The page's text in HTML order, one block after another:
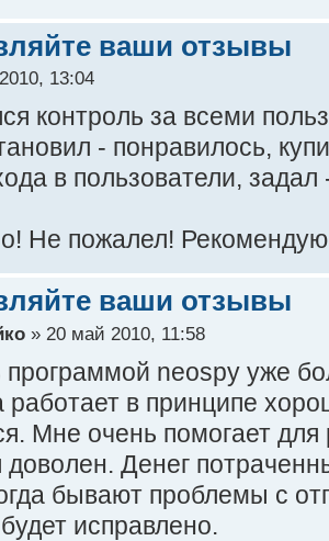
ваши отзывы
13:04
контроль за всеми
- понравилось,
в пользователи,
Не пожалел!
ваши отзывы
» 20 май 2010, 11:58
neospy уже
в принципе
Мне очень помогает
доволен. Денег
бывают проблемы с
исправлено.